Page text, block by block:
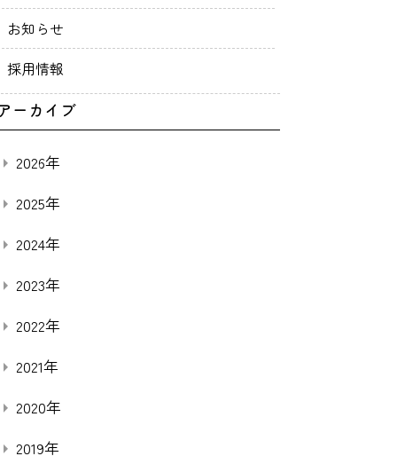
お知らせ
採用情報
ーカイブ
2026年
2025年
2024年
2023年
2022年
2021年
2020年
2019年